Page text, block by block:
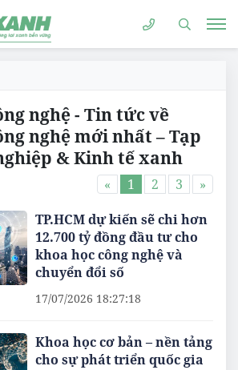
nghệ - Tin tức về
nghệ mới nhất – Tạp
& Kinh tế xanh
« 1 2 3 »
TP.HCM dự kiến sẽ chi hơn
12.700 tỷ đồng đầu tư cho
khoa học công nghệ và
chuyển đổi số
17/07/2026 18:27:18
Khoa học cơ bản – nền tảng
cho sự phát triển quốc gia